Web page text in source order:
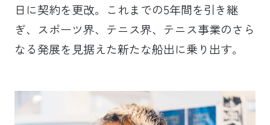
日に契約を更改。これまでの5年間を引き継
ぎ、スポーツ界、テニス界、テニス事業のさら
なる発展を見据えた新たな船出に乗り出す。